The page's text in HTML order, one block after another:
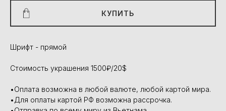
КУПИТЬ
Шрифт - прямой
Стоимость украшения 1500₽/20$
•Оплата возможна в любой валюте, любой картой мира.
•Для оплаты картой РФ возможна рассрочка.